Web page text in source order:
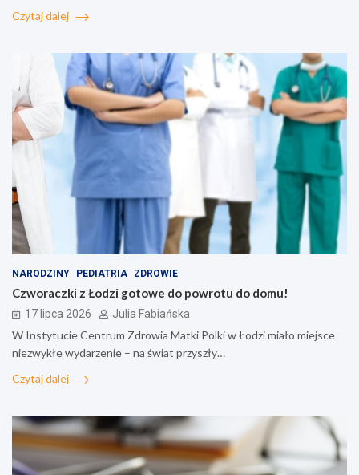
Czytaj dalej
NARODZINY PEDIATRIA ZDROWIE
Czworaczki z Łodzi gotowe do powrotu do domu!
17 lipca 2026 Julia Fabiańska
W Instytucie Centrum Zdrowia Matki Polki w Łodzi miało miejsce
niezwykłe wydarzenie – na świat przyszły…
Czytaj dalej